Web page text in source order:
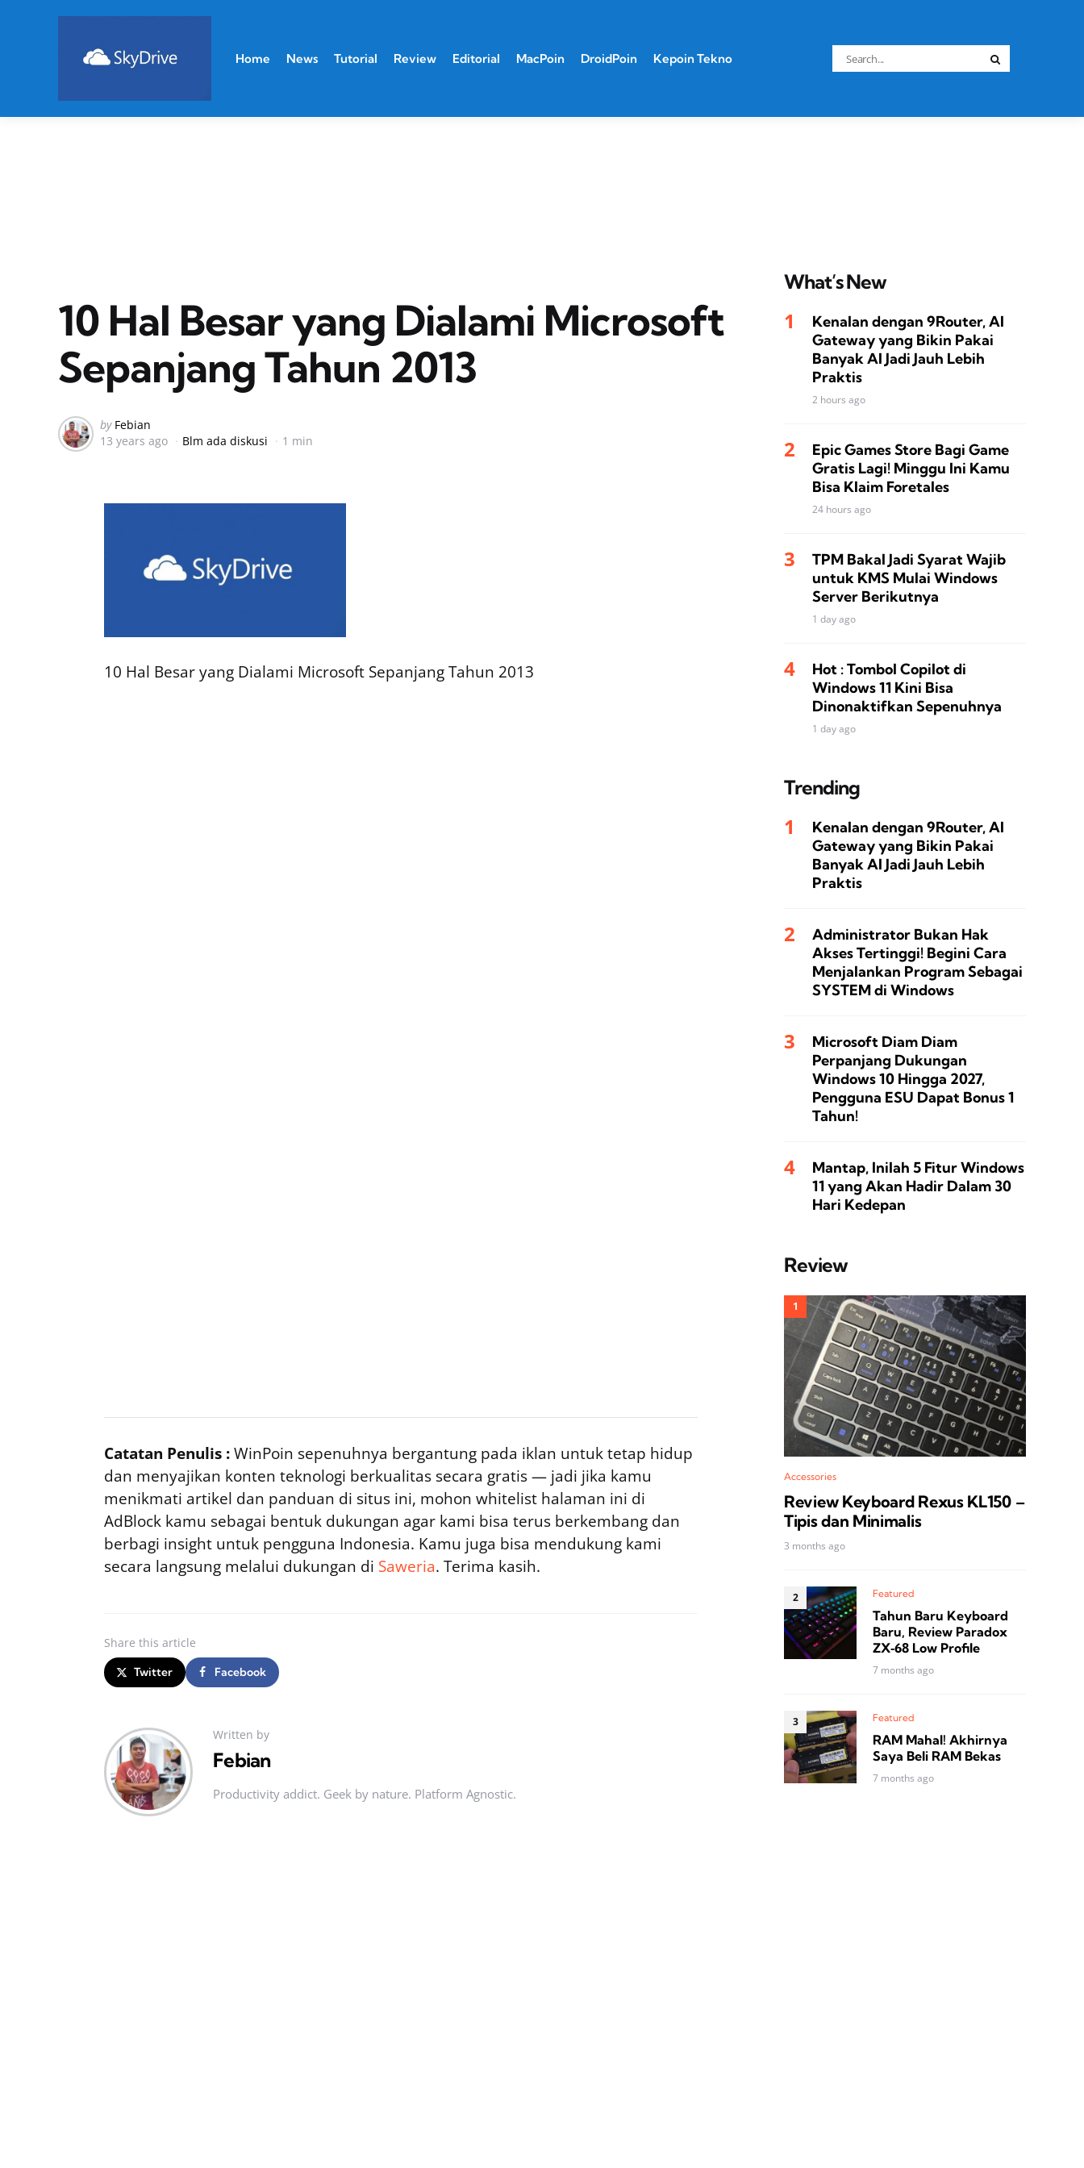
Home News Tutorial Review Editorial MacPoin DroidPoin Kepoin Tekno
Search
for:
10 Hal Besar yang Dialami Microsoft
Sepanjang Tahun 2013
Posted
by
by Febian
13 years ago
Blm ada diskusi 1 min
10 Hal Besar yang Dialami Microsoft Sepanjang Tahun 2013
Catatan Penulis :WinPoin sepenuhnya bergantung pada iklan untuk tetap hidup
dan menyajikan konten teknologi berkualitas secara gratis — jadi jika kamu
menikmati artikel dan panduan di situs ini, mohon whitelist halaman ini di
AdBlock kamu sebagai bentuk dukungan agar kami bisa terus berkembang dan
berbagi insight untuk pengguna Indonesia. Kamu juga bisa mendukung kami
secara langsung melalui dukungan di Saweria. Terima kasih.
Share this article
Twitter Facebook
Written by
Febian
Productivity addict. Geek by nature. Platform Agnostic.
What’s New
Kenalan dengan 9Router, AI
Gateway yang Bikin Pakai
Banyak AI Jadi Jauh Lebih
Praktis
2 hours ago
Epic Games Store Bagi Game
Gratis Lagi! Minggu Ini Kamu
Bisa Klaim Foretales
24 hours ago
TPM Bakal Jadi Syarat Wajib
untuk KMS Mulai Windows
Server Berikutnya
1 day ago
Hot : Tombol Copilot di
Windows 11 Kini Bisa
Dinonaktifkan Sepenuhnya
1 day ago
Trending
Kenalan dengan 9Router, AI
Gateway yang Bikin Pakai
Banyak AI Jadi Jauh Lebih
Praktis
Administrator Bukan Hak
Akses Tertinggi! Begini Cara
Menjalankan Program Sebagai
SYSTEM di Windows
Microsoft Diam Diam
Perpanjang Dukungan
Windows 10 Hingga 2027,
Pengguna ESU Dapat Bonus 1
Tahun!
Mantap, Inilah 5 Fitur Windows
11 yang Akan Hadir Dalam 30
Hari Kedepan
Review
Accessories
Review Keyboard Rexus KL150 –
Tipis dan Minimalis
3 months ago
Featured
Tahun Baru Keyboard
Baru, Review Paradox
ZX‑68 Low Profile
7 months ago
Featured
RAM Mahal! Akhirnya
Saya Beli RAM Bekas
7 months ago